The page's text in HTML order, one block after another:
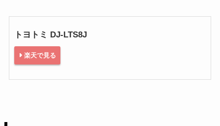
トヨトミ DJ-LTS8J
楽天で見る